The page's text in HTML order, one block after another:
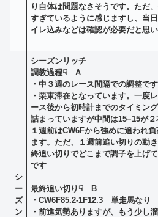
り自体は問題なさそうです。ただ
すぎているように感じますし、当
イレ込みなどは確認が必要だと思
シ
ー
ズ
ン
シーズンリッチ
調教過程☟ A
・中３週のレース間隔での調整です
・栗東滞在となっています。一度
ース後から初時計までのタイミン
詰まっていますが中間は15−15が２
１週前はCW6Fから強めに追われ
ます。ただ、１週前追い切りの動
終追い切りでどこまで調子を上げ
です
最終追い切り☟
B
・CW6F85.2-1F12.3 単走馬なり
・前進気勢ありますが、もう少し